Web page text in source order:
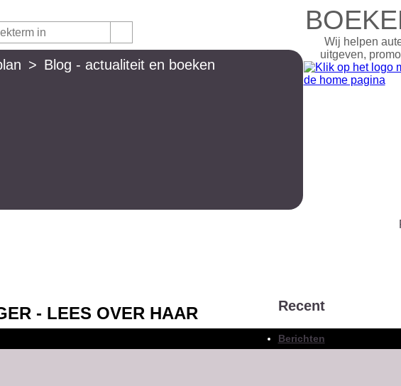
Wij helpen
uitgeven,
> Blog - actualiteit en boeken
- LEES OVER HAAR
Recent
Berichten